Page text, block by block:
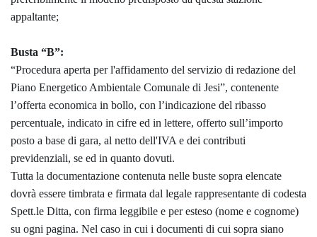
appaltante;
Busta “B”:
“Procedura aperta per l'affidamento del servizio di redazione del
Piano Energetico Ambientale Comunale di Jesi”, contenente
l’offerta economica in bollo, con l’indicazione del ribasso
percentuale, indicato in cifre ed in lettere, offerto sull’importo
posto a base di gara, al netto dell'IVA e dei contributi
previdenziali, se ed in quanto dovuti.
Tutta la documentazione contenuta nelle buste sopra elencate
dovrà essere timbrata e firmata dal legale rappresentante di codesta
Spett.le Ditta, con firma leggibile e per esteso (nome e cognome)
su ogni pagina. Nel caso in cui i documenti di cui sopra siano